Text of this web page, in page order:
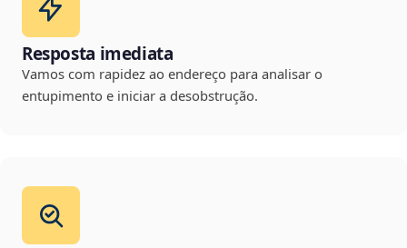
Resposta imediata
Vamos com rapidez ao endereço para analisar o
entupimento e iniciar a desobstrução.